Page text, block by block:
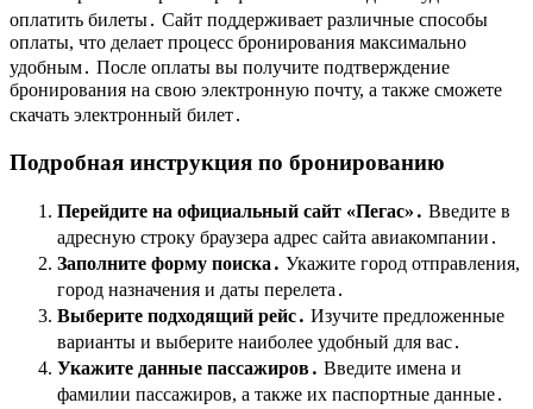
оплатить билеты․ Сайт поддерживает различные способы
оплаты, что делает процесс бронирования максимально
удобным․ После оплаты вы получите подтверждение
бронирования на свою электронную почту, а также сможете
скачать электронный билет․
Подробная инструкция по бронированию
Перейдите на официальный сайт «Пегас»․ Введите в
адресную строку браузера адрес сайта авиакомпании․
Заполните форму поиска․ Укажите город отправления,
город назначения и даты перелета․
Выберите подходящий рейс․ Изучите предложенные
варианты и выберите наиболее удобный для вас․
Укажите данные пассажиров․ Введите имена и
фамилии пассажиров, а также их паспортные данные․